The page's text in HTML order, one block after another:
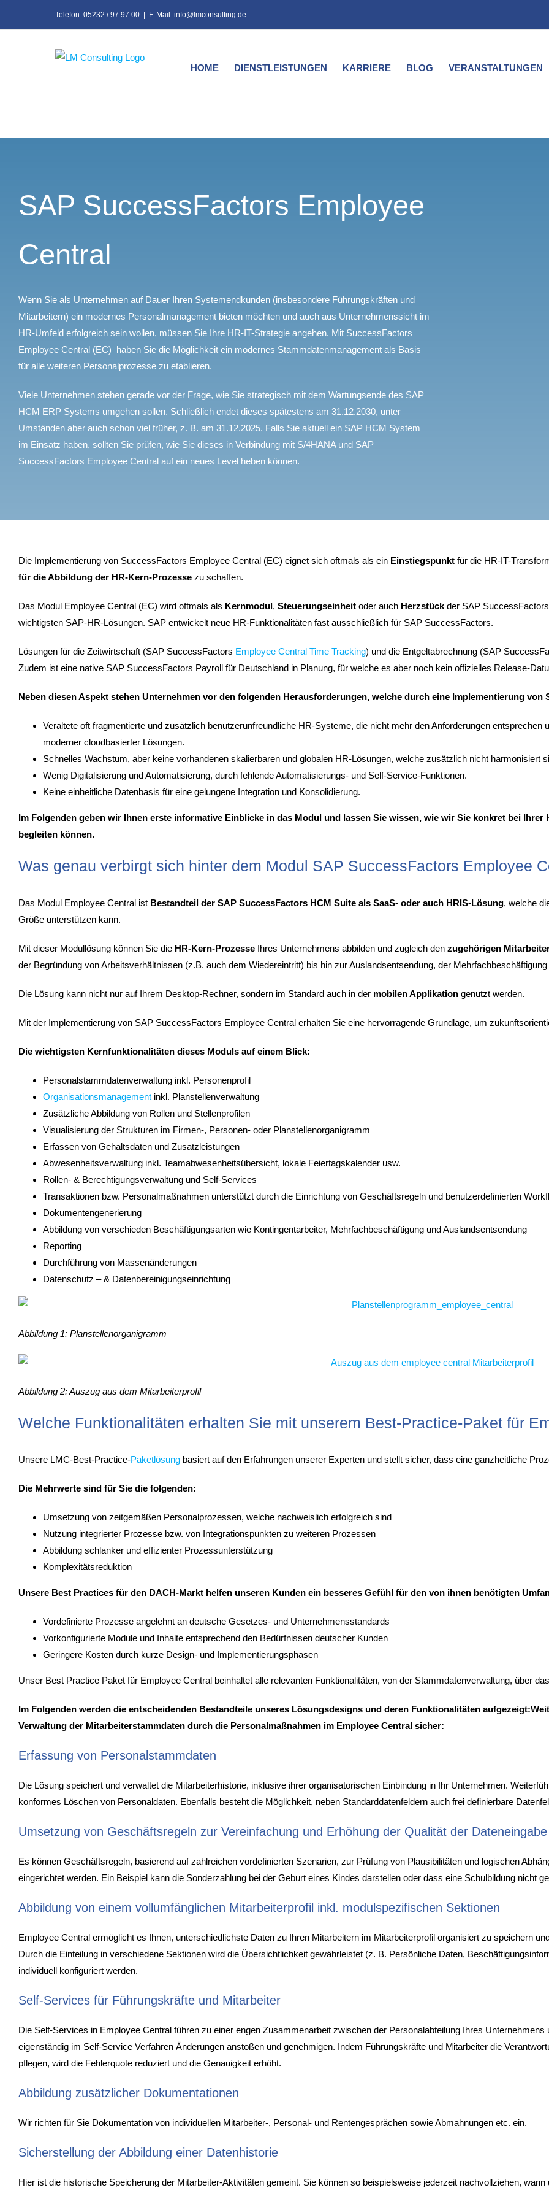
Telefon: 05232 / 97 97 00 E-Mail: info@lmconsulting.de
HOME DIENSTLEISTUNGEN KARRIERE BLOG VERANSTALTUNGEN
SAP SuccessFactors Employee
Central
Wenn Sie als Unternehmen auf Dauer Ihren Systemendkunden (insbesondere Führungskräften und
Mitarbeitern) ein modernes Personalmanagement bieten möchten und auch aus Unternehmenssicht im
HR-Umfeld erfolgreich sein wollen, müssen Sie Ihre HR-IT-Strategie angehen. Mit SuccessFactors
Employee Central (EC) haben Sie die Möglichkeit ein modernes Stammdatenmanagement als Basis
für alle weiteren Personalprozesse zu etablieren.
Viele Unternehmen stehen gerade vor der Frage, wie Sie strategisch mit dem Wartungsende des SAP
HCM ERP Systems umgehen sollen. Schließlich endet dieses spätestens am 31.12.2030, unter
Umständen aber auch schon viel früher, z. B. am 31.12.2025. Falls Sie aktuell ein SAP HCM System
im Einsatz haben, sollten Sie prüfen, wie Sie dieses in Verbindung mit S/4HANA und SAP
SuccessFactors Employee Central auf ein neues Level heben können.
Die Implementierung von SuccessFactors Employee Central (EC) eignet sich oftmals als ein Einstiegspunktfür die HR-IT-
für die Abbildung der HR-Kern-Prozessezu schaffen.
Das Modul Employee Central (EC) wird oftmals als Kernmodul, Steuerungseinheit oder auch Herzstückder SAP
wichtigsten SAP-HR-Lösungen. SAP entwickelt neue HR-Funktionalitäten fast ausschließlich für SAP SuccessFactors.
Lösungen für die Zeitwirtschaft (SAP SuccessFactors Employee Central Time Tracking) und die Entgeltabrechnung (SAP
Zudem ist eine native SAP SuccessFactors Payroll für Deutschland in Planung, für welche es aber noch kein offizielles Release-
Neben diesen Aspekt stehen Unternehmen vor den folgenden Herausforderungen, welche durch eine Implementierung
Veraltete oft fragmentierte und zusätzlich benutzerunfreundliche HR-Systeme, die nicht mehr den Anforderungen entsprechen
moderner cloudbasierter Lösungen.
Schnelles Wachstum, aber keine vorhandenen skalierbaren und globalen HR-Lösungen, welche zusätzlich nicht harmonisiert
Wenig Digitalisierung und Automatisierung, durch fehlende Automatisierungs- und Self-Service-Funktionen.
Keine einheitliche Datenbasis für eine gelungene Integration und Konsolidierung.
Im Folgenden geben wir Ihnen erste informative Einblicke in das Modul und lassen Sie wissen, wie wir Sie konkret bei Ihrer
begleiten können.
Was genau verbirgt sich hinter dem Modul SAP SuccessFactors Employee
Das Modul Employee Central ist Bestandteil der SAP SuccessFactors HCM Suite als SaaS- oder auch HRIS-Lösung, welche
Größe unterstützen kann.
Mit dieser Modullösung können Sie die HR-Kern-ProzesseIhres Unternehmens abbilden und zugleich den zugehörigen
der Begründung von Arbeitsverhältnissen (z.B. auch dem Wiedereintritt) bis hin zur Auslandsentsendung, der
Die Lösung kann nicht nur auf Ihrem Desktop-Rechner, sondern im Standard auch in der mobilen Applikationgenutzt werden.
Mit der Implementierung von SAP SuccessFactors Employee Central erhalten Sie eine hervorragende Grundlage, um
Die wichtigsten Kernfunktionalitäten dieses Moduls auf einem Blick:
Personalstammdatenverwaltung inkl. Personenprofil
Organisationsmanagementinkl. Planstellenverwaltung
Zusätzliche Abbildung von Rollen und Stellenprofilen
Visualisierung der Strukturen im Firmen-, Personen- oder Planstellenorganigramm
Erfassen von Gehaltsdaten und Zusatzleistungen
Abwesenheitsverwaltung inkl. Teamabwesenheitsübersicht, lokale Feiertagskalender usw.
Rollen- & Berechtigungsverwaltung und Self-Services
Transaktionen bzw. Personalmaßnahmen unterstützt durch die Einrichtung von Geschäftsregeln und benutzerdefinierten
Dokumentengenerierung
Abbildung von verschieden Beschäftigungsarten wie Kontingentarbeiter, Mehrfachbeschäftigung und Auslandsentsendung
Reporting
Durchführung von Massenänderungen
Datenschutz – & Datenbereinigungseinrichtung
Abbildung 1: Planstellenorganigramm
Abbildung 2: Auszug aus dem Mitarbeiterprofil
Welche Funktionalitäten erhalten Sie mit unserem Best-Practice-Paket für
Unsere LMC-Best-Practice-Paketlösungbasiert auf den Erfahrungen unserer Experten und stellt sicher, dass eine ganzheitliche
Die Mehrwerte sind für Sie die folgenden:
Umsetzung von zeitgemäßen Personalprozessen, welche nachweislich erfolgreich sind
Nutzung integrierter Prozesse bzw. von Integrationspunkten zu weiteren Prozessen
Abbildung schlanker und effizienter Prozessunterstützung
Komplexitätsreduktion
Unsere Best Practices für den DACH-Markt helfen unseren Kunden ein besseres Gefühl für den von ihnen benötigten
Vordefinierte Prozesse angelehnt an deutsche Gesetzes- und Unternehmensstandards
Vorkonfigurierte Module und Inhalte entsprechend den Bedürfnissen deutscher Kunden
Geringere Kosten durch kurze Design- und Implementierungsphasen
Unser Best Practice Paket für Employee Central beinhaltet alle relevanten Funktionalitäten, von der Stammdatenverwaltung, über
Im Folgenden werden die entscheidenden Bestandteile unseres Lösungsdesigns und deren Funktionalitäten aufgezeigt:
Verwaltung der Mitarbeiterstammdaten durch die Personalmaßnahmen im Employee Central sicher:
Erfassung von Personalstammdaten
Die Lösung speichert und verwaltet die Mitarbeiterhistorie, inklusive ihrer organisatorischen Einbindung in Ihr Unternehmen.
konformes Löschen von Personaldaten. Ebenfalls besteht die Möglichkeit, neben Standarddatenfeldern auch frei definierbare
Umsetzung von Geschäftsregeln zur Vereinfachung und Erhöhung der Qualität der Dateneingabe
Es können Geschäftsregeln, basierend auf zahlreichen vordefinierten Szenarien, zur Prüfung von Plausibilitäten und logischen
eingerichtet werden. Ein Beispiel kann die Sonderzahlung bei der Geburt eines Kindes darstellen oder dass eine Schulbildung nicht
Abbildung von einem vollumfänglichen Mitarbeiterprofil inkl. modulspezifischen Sektionen
Employee Central ermöglicht es Ihnen, unterschiedlichste Daten zu Ihren Mitarbeitern im Mitarbeiterprofil organisiert zu speichern
Durch die Einteilung in verschiedene Sektionen wird die Übersichtlichkeit gewährleistet (z. B. Persönliche Daten,
individuell konfiguriert werden.
Self-Services für Führungskräfte und Mitarbeiter
Die Self-Services in Employee Central führen zu einer engen Zusammenarbeit zwischen der Personalabteilung Ihres
eigenständig im Self-Service Verfahren Änderungen anstoßen und genehmigen. Indem Führungskräfte und Mitarbeiter die
pflegen, wird die Fehlerquote reduziert und die Genauigkeit erhöht.
Abbildung zusätzlicher Dokumentationen
Wir richten für Sie Dokumentation von individuellen Mitarbeiter-, Personal- und Rentengesprächen sowie Abmahnungen etc. ein.
Sicherstellung der Abbildung einer Datenhistorie
Hier ist die historische Speicherung der Mitarbeiter-Aktivitäten gemeint. Sie können so beispielsweise jederzeit nachvollziehen,